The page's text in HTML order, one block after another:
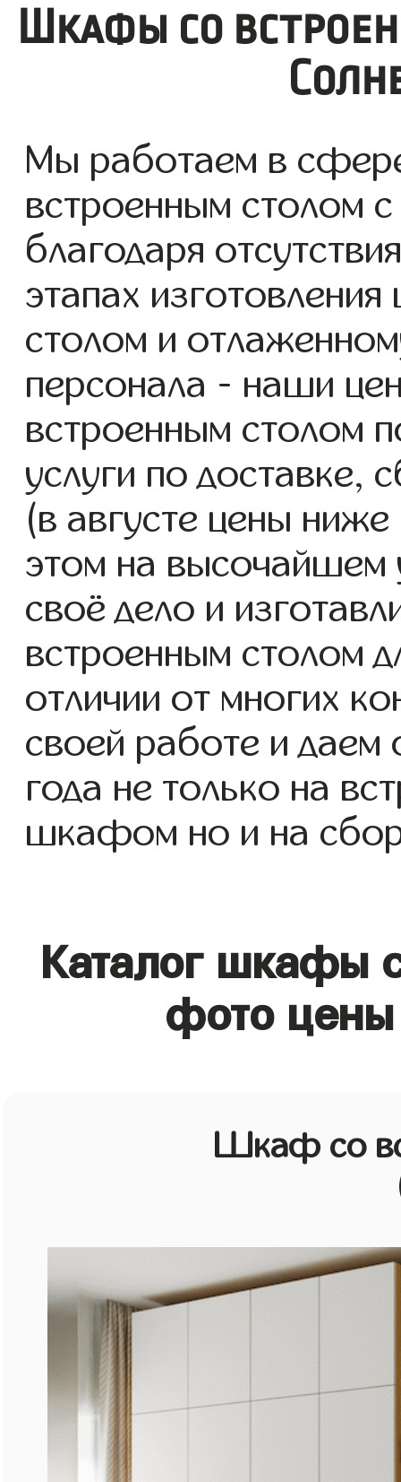
Шкафы со
Мы работаем в
встроенным столом
благодаря
этапах
столом и
персонала - наши
встроенным столом
услуги по доставке,
(в августе цены
этом на
своё дело и
встроенным столом
отличии от многих
своей работе и
года не только на
шкафом но и на
Каталог шкафы
фото
Шкаф со